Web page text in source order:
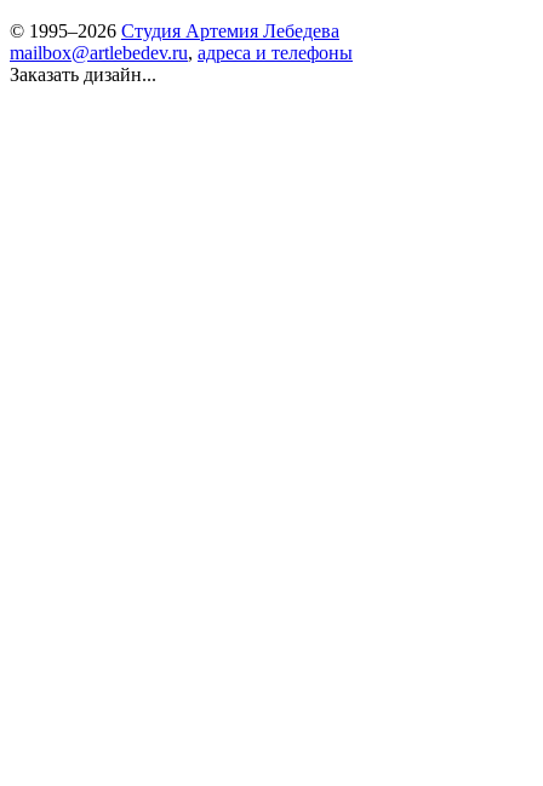
© 1995–2026 Студия Артемия Лебедева
mailbox@artlebedev.ru, адреса и телефоны
Заказать дизайн...